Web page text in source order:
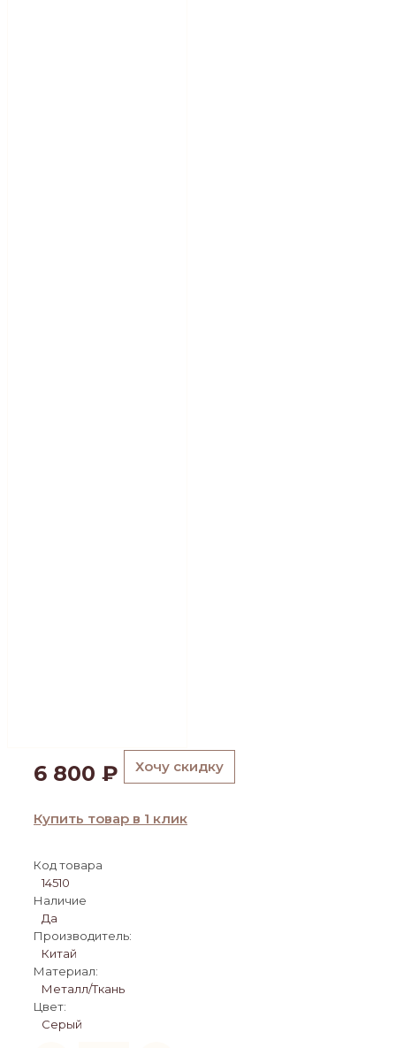
6 800 ₽ Хочу скидку
Купить товар в 1 клик
Код товара
14510
Наличие
Да
Производитель:
Китай
Материал:
Металл/Ткань
Цвет:
Серый